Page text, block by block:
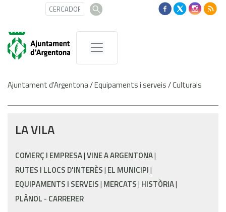
Ajuntament d'Argentona/Equipaments i serveis/Culturals
LA VILA
COMERÇ I EMPRESA VINE A ARGENTONA
RUTES I LLOCS D'INTERÈS EL MUNICIPI
EQUIPAMENTS I SERVEIS MERCATS HISTÒRIA
PLÀNOL - CARRERER